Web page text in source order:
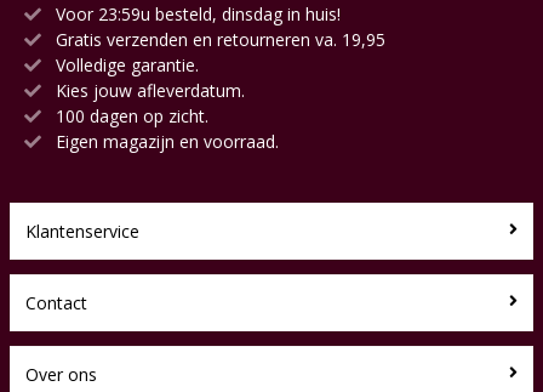
Voor 23:59u besteld, dinsdag in huis!
Gratis verzenden en retourneren va. 19,95
Volledige garantie.
Kies jouw afleverdatum.
100 dagen op zicht.
Eigen magazijn en voorraad.
Klantenservice
Contact
Over ons